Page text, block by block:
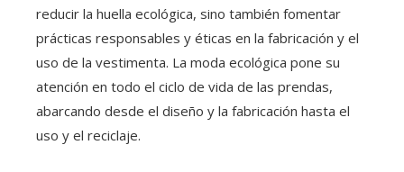
reducir la huella ecológica, sino también fomentar
prácticas responsables y éticas en la fabricación y el
uso de la vestimenta. La moda ecológica pone su
atención en todo el ciclo de vida de las prendas,
abarcando desde el diseño y la fabricación hasta el
uso y el reciclaje.